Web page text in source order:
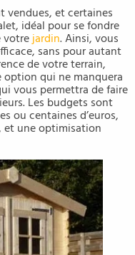
vendues, et certaines
idéal pour se fondre
votrejardin. Ainsi, vous
sans pour autant
de votre terrain,
option qui ne manquera
vous permettra de faire
Les budgets sont
ou centaines d’euros,
une optimisation